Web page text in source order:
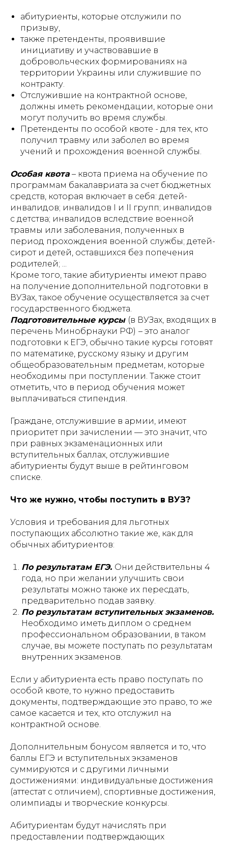
абитуриенты, которые отслужили по
призыву,
также претенденты, проявившие
инициативу и участвовавшие в
добровольческих формированиях на
территории Украины или служившие по
контракту.
Отслужившие на контрактной основе,
должны иметь рекомендации, которые они
могут получить во время службы.
Претенденты по особой квоте - для тех, кто
получил травму или заболел во время
учений и прохождения военной службы.
Особая квота – квота приема на обучение по
программам бакалавриата за счет бюджетных
средств, которая включает в себя: детей-
инвалидов; инвалидов I и II групп; инвалидов
с детства; инвалидов вследствие военной
травмы или заболевания, полученных в
период прохождения военной службы; детей-
сирот и детей, оставшихся без попечения
родителей; ...
Кроме того, такие абитуриенты имеют право
на получение дополнительной подготовки в
ВУЗах, такое обучение осуществляется за счет
государственного бюджета.
Подготовительные курсы (в ВУЗах, входящих в
перечень Минобрнауки РФ) – это аналог
подготовки к ЕГЭ, обычно такие курсы готовят
по математике, русскому языку и другим
общеобразовательным предметам, которые
необходимы при поступлении. Также стоит
отметить, что в период обучения может
выплачиваться стипендия.
Граждане, отслужившие в армии, имеют
приоритет при зачислении — это значит, что
при равных экзаменационных или
вступительных баллах, отслужившие
абитуриенты будут выше в рейтинговом
списке.
Что же нужно, чтобы поступить в ВУЗ?
Условия и требования для льготных
поступающих абсолютно такие же, как для
обычных абитуриентов:
По результатам ЕГЭ. Они действительны 4
года, но при желании улучшить свои
результаты можно также их пересдать,
предварительно подав заявку.
По результатам вступительных экзаменов.
Необходимо иметь диплом о среднем
профессиональном образовании, в таком
случае, вы можете поступать по результатам
внутренних экзаменов.
Если у абитуриента есть право поступать по
особой квоте, то нужно предоставить
документы, подтверждающие это право, то же
самое касается и тех, кто отслужил на
контрактной основе.
Дополнительным бонусом является и то, что
баллы ЕГЭ и вступительных экзаменов
суммируются и с другими личными
достижениями: индивидуальные достижения
(аттестат с отличием), спортивные достижения,
олимпиады и творческие конкурсы.
Абитуриентам будут начислять при
предоставлении подтверждающих